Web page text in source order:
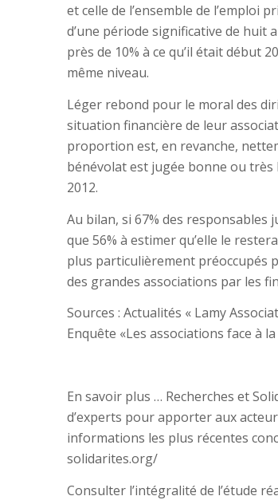
et celle de l’ensemble de l’emploi
d’une période significative de huit
près de 10% à ce qu’il était début
même niveau.
Léger rebond pour le moral des
situation financière de leur
proportion est, en revanche,
bénévolat est jugée bonne ou
2012.
Au bilan, si 67% des
que 56% à estimer qu’elle le
plus particulièrement préoccupés
des grandes associations par les
Sources : Actualités « Lamy
Enquête «Les associations face à
En savoir plus … Recherches et
d’experts pour apporter aux
informations les plus récentes
solidarites.org/
Consulter l’intégralité de l’étude